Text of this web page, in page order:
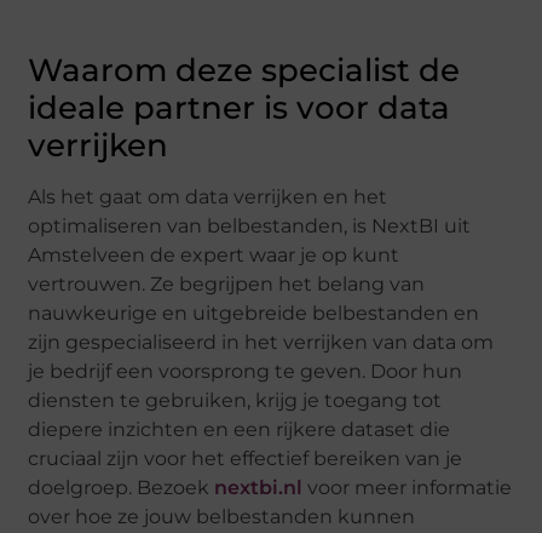
Waarom deze specialist de
ideale partner is voor data
verrijken
Als het gaat om data verrijken en het
optimaliseren van belbestanden, is NextBI uit
Amstelveen de expert waar je op kunt
vertrouwen. Ze begrijpen het belang van
nauwkeurige en uitgebreide belbestanden en
zijn gespecialiseerd in het verrijken van data om
je bedrijf een voorsprong te geven. Door hun
diensten te gebruiken, krijg je toegang tot
diepere inzichten en een rijkere dataset die
cruciaal zijn voor het effectief bereiken van je
doelgroep. Bezoek nextbi.nl voor meer informatie
over hoe ze jouw belbestanden kunnen